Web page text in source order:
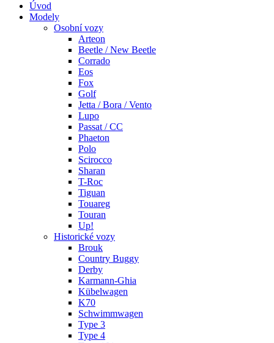
Úvod
Modely
Osobní vozy
Arteon
Beetle / New Beetle
Corrado
Eos
Fox
Golf
Jetta / Bora / Vento
Lupo
Passat / CC
Phaeton
Polo
Scirocco
Sharan
T-Roc
Tiguan
Touareg
Touran
Up!
Historické vozy
Brouk
Country Buggy
Derby
Karmann-Ghia
Kübelwagen
K70
Schwimmwagen
Type 3
Type 4